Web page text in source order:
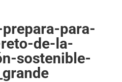
para-
de-la-
sostenible-